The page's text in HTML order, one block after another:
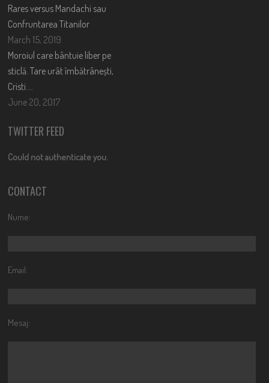
Rares versus Mandachi sau
Confruntarea Titanilor
March 15, 2019
Moroiul care bântuie liber pe
sticlă. Tare urât îmbătrânești,
Cristi….
June 20, 2017
TWITTER FEED
Could not authenticate you.
CONTACT
Nume:
Email:
Mesaj: